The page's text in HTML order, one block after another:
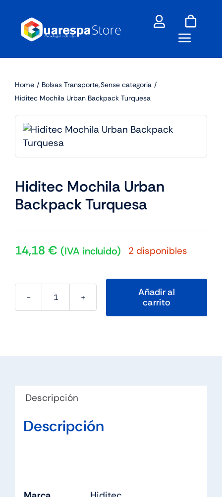
content
Home Bolsas Transporte Sense categoria
Hiditec Mochila Urban Backpack Turquesa
Hiditec Mochila Urban
Backpack Turquesa
14,18 € (IVA incluido) 2 disponibles
Hiditec
Añadir al
carrito
Descripción
Descripción